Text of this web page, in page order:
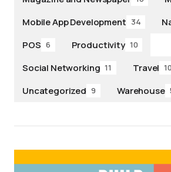
Mobile App Development 34
POS 6 Productivity 10
Social Networking 11 Travel 10
Uncategorized 9 Warehouse